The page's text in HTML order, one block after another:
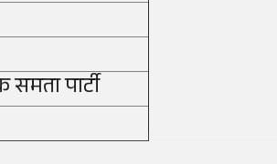
समता पार्टी